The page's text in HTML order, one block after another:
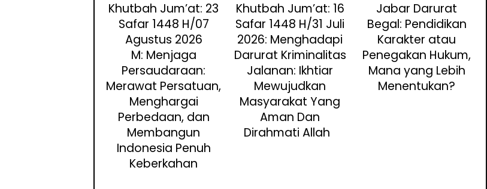
Khutbah Jum’at: 23
Safar 1448 H/07
Agustus 2026
M: Menjaga
Persaudaraan:
Merawat Persatuan,
Menghargai
Perbedaan, dan
Membangun
Indonesia Penuh
Keberkahan
Khutbah Jum’at: 16
Safar 1448 H/31 Juli
2026: Menghadapi
Darurat Kriminalitas
Jalanan: Ikhtiar
Mewujudkan
Masyarakat Yang
Aman Dan
Dirahmati Allah
Jabar Darurat
Begal: Pendidikan
Karakter atau
Penegakan Hukum,
Mana yang Lebih
Menentukan?